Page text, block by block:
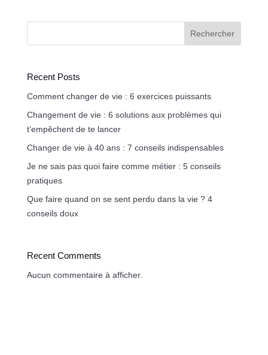
Rechercher
Recent Posts
Comment changer de vie : 6 exercices puissants
Changement de vie : 6 solutions aux problèmes qui
t’empêchent de te lancer
Changer de vie à 40 ans : 7 conseils indispensables
Je ne sais pas quoi faire comme métier : 5 conseils
pratiques
Que faire quand on se sent perdu dans la vie ? 4
conseils doux
Recent Comments
Aucun commentaire à afficher.